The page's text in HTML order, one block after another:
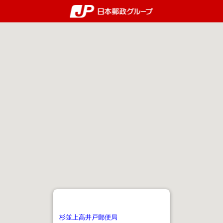
郵便局・日本郵政グループ
杉並上高井戸郵便局